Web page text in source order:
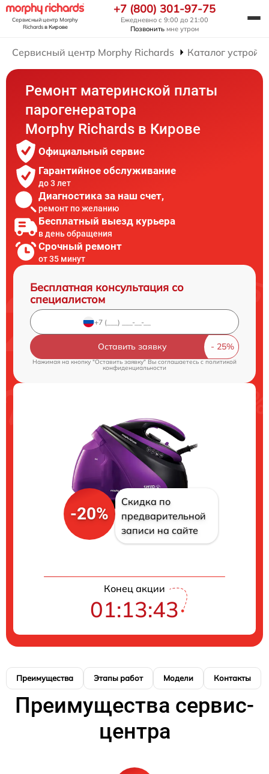
Сервисный центр Morphy
Richardsв Кирове
+7 (800) 301-97-75
Ежедневно с 9:00 до 21:00
Позвонить мне утром
Сервисный центр Morphy Richards Каталог
Ремонт материнской платы
парогенератора
Morphy Richards в Кирове
Официальный сервис
Гарантийное обслуживание
до 3 лет
Диагностика за наш счет,
ремонт по желанию
Бесплатный выезд курьера
в день обращения
Срочный ремонт
от 35 минут
Бесплатная консультация со
специалистом
Оставить заявку
Нажимая на кнопку "Оставить заявку" Вы соглашаетесь cполитикой
конфиденциальности
-20%
Скидка по
предварительной
записи на сайте
Конец акции
01:13:42
Преимущества Этапы работ Модели Контакты
Преимущества сервис-
центра